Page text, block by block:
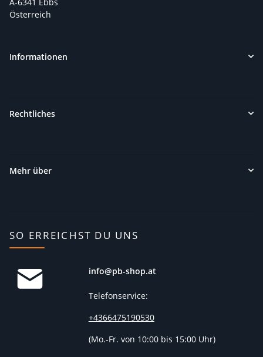
Österreich
Informationen
Rechtliches
Mehr über
SO ERREICHST DU UNS
info@pb-shop.at
Telefonservice:
+4366475190530
(Mo.-Fr. von 10:00 bis 15:00 Uhr)